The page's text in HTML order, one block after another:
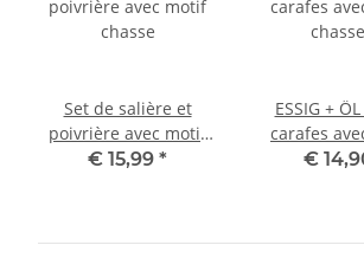
Set de salière et
poivrière avec motif
chasse
€ 15,99 *
ESSIG +
carafes
chasse
€